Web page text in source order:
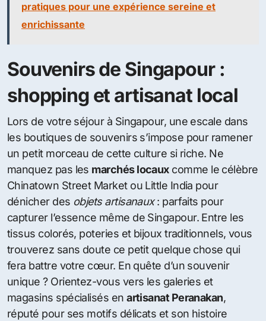
pratiques pour une expérience sereine et
enrichissante
Souvenirs de Singapour :
shopping et artisanat local
Lors de votre séjour à Singapour, une escale dans
les boutiques de souvenirs s’impose pour ramener
un petit morceau de cette culture si riche. Ne
manquez pas les marchés locauxcomme le célèbre
Chinatown Street Market ou Little India pour
dénicher des objets artisanaux: parfaits pour
capturer l’essence même de Singapour. Entre les
tissus colorés, poteries et bijoux traditionnels, vous
trouverez sans doute ce petit quelque chose qui
fera battre votre cœur. En quête d’un souvenir
unique ? Orientez-vous vers les galeries et
magasins spécialisés enartisanat Peranakan,
réputé pour ses motifs délicats et son histoire